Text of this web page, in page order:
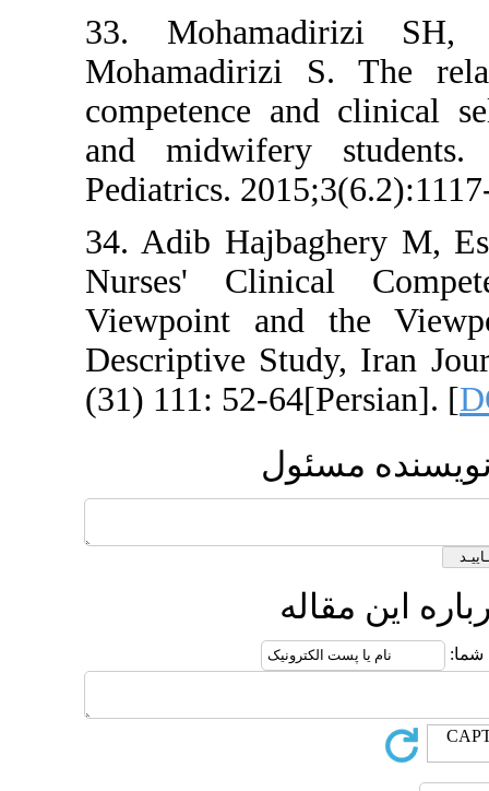
33.
Mohamadirizi
competence
and midwifery
Pediatrics.
34. Adib
Nurses'
Viewpoint
Descriptive
(31) 111: 52-